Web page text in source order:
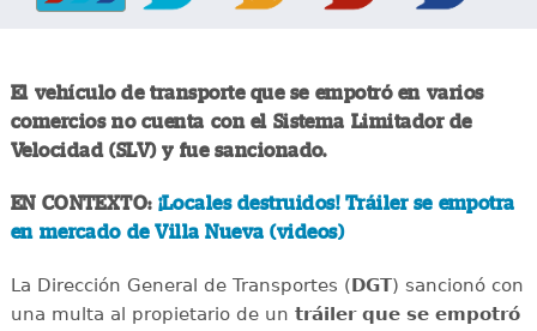
El vehículo de transporte que se empotró en varios
comercios no cuenta con el Sistema Limitador de
Velocidad (SLV) y fue sancionado.
EN CONTEXTO: ¡Locales destruidos! Tráiler se empotra
en mercado de Villa Nueva (videos)
La Dirección General de Transportes ( DGT) sancionó con
una multa al propietario de un tráiler que se empotró